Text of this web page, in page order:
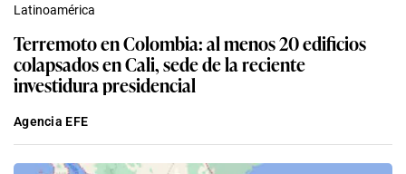
Latinoamérica
Terremoto en Colombia: al menos 20 edificios
colapsados en Cali, sede de la reciente
investidura presidencial
Agencia EFE